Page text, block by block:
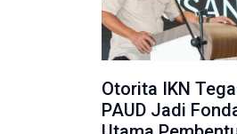
Otorita IKN
PAUD Jadi